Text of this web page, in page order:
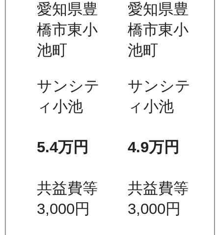
愛知県豊
橋市東小
池町
サンシテ
ィ小池
5.4万円
共益費等
3,000円
愛知県豊
橋市東小
池町
サンシテ
ィ小池
4.9万円
共益費等
3,000円